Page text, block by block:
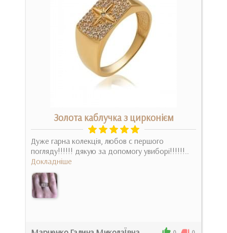
Золота каблучка з цирконієм
Дуже гарна колекція, любов с першого
погляду!!!!!! дякую за допомогу увиборі!!!!!!..
Докладніше